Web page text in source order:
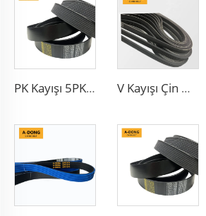
PK Kayışı 5PK1650 Otomatik Jeneratör V-Kayışı Oluklu Kayış 5PK865 V Kayışı Çin Üreticisi Motor Kayışı 6PK2563 Ribbed PK 5PK692 Fan Tahrik Kayışı